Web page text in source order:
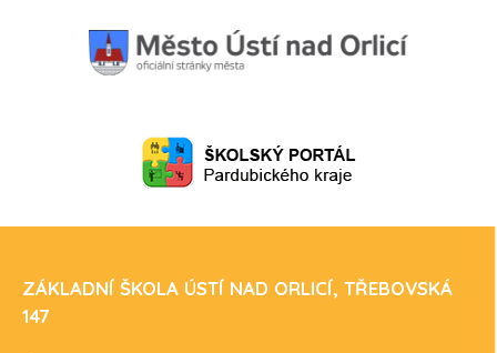
ZÁKLADNÍ ŠKOLA ÚSTÍ NAD ORLICÍ, TŘEBOVSKÁ
147